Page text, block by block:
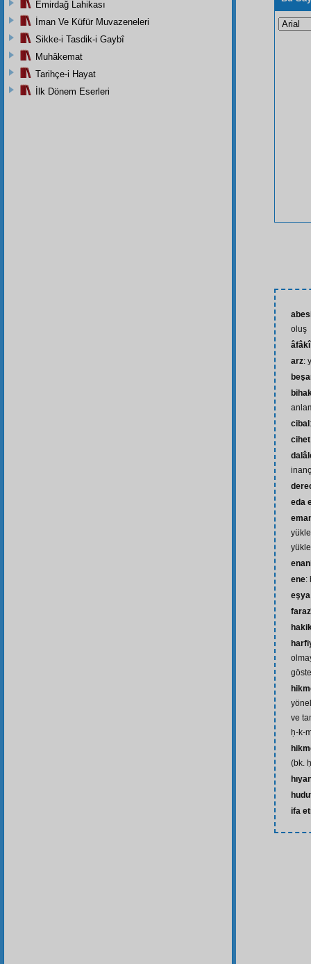
oluş
âfâkî
arz:
cibal
cihet
eda
ene:
eşya
ve
ḥ-k-
(bk.
ifa
Emirdağ Lahikası
İman Ve Küfür Muvazeneleri
Sikke-i Tasdik-i Gaybî
Muhâkemat
Tarihçe-i Hayat
İlk Dönem Eserleri